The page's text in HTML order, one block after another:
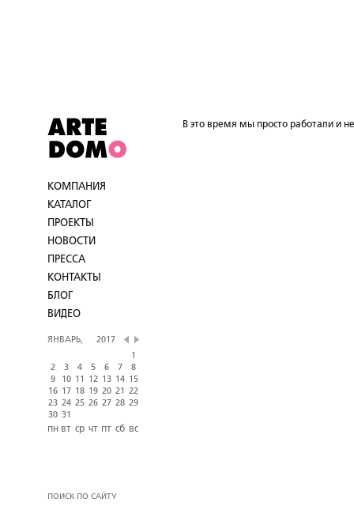
КОМПАНИЯ
КАТАЛОГ
ПРОЕКТЫ
НОВОСТИ
ПРЕССА
КОНТАКТЫ
БЛОГ
ВИДЕО
ЯНВАРЬ,
2017
1
2
3 4 5 6 7
8
9
10 11 12 13 14
15
16 17 18 19 20 21
22
23 24 25 26 27 28 29
30 31
пн вт ср чт пт сб вс
ПОИСК ПО САЙТУ
В это время мы просто работали и